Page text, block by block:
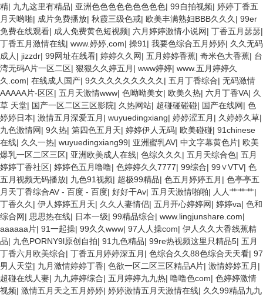
精| 九九这里有精品| 亚洲色色色色色色色色色| 99自拍视频| 婷婷丁香五
月天哟啪| 成片免费播放| 秋霞三级色戒| 欧美丰满熟妇BBB久久久 | 99er
免费在线观看| 成人免费黄色短视频| 六月婷婷激情小说网| 丁香五月瑟瑟|
丁香五月激情在线| www.婷婷,com| 操91 | 我要色综合五月婷婷| 久久无码
成人 | jizzdr| 99网址在线看| 婷婷久久网| 五月婷婷香蕉| 奇米色大香蕉| 台
湾无码A片一区二区| 狠狠久久婷五月 | www婷婷| www.五月婷婷久
久.com| 在线成人国产| 9久久久久久久久久久 | 五月丁香综合| 无码激情
AAAAA片-区区| 五月天激情www| 色呦呦美女| 欧美久热| 六月丁香VA| 久
草 天堂| 国产一区二区三区影院| 久热网站| 超碰碰碰碰| 国产在线网| 色
婷婷日本| 激情五月深爱五月 | wuyuedingxiang| 婷婷涩五月 | 久婷婷久草|
九色激情网| 9久热| 第四色五月天| 婷婷伊人无码| 欧美碰碰| 91chinese
在线| 久久一热| wuyuedingxiang99| 亚洲蜜乳AV| 中文字幕黄色片| 欧美
爆乳一区二区三区| 亚洲欧美成人在线| 色综久久久 | 五月天综合色| 五月
婷婷丁香社区| 婷婷色五月噜噜| 色婷婷久久7777| 99综合| 99∨VTV| 色
五月视频无码播放| 九色91视频| 超极99精品| 色五月婷婷五月 | 色亭亭五
月天丁香综合AV - 百度 - 百度| 好好干Av| 五月天激情啪啪| 人人艹艹艹|
丁香久久 | 伊人婷婷五月天| 久久人妻情侣| 五月开心婷婷网| 婷婷va| 色和
综合网| 思思热在线| 日本一级| 99精品综合| www.lingjunshare.com|
aaaaaa片| 91一起操| 99久久www| 97人人操com| 伊人久久大香线蕉精
品| 九色PORNY9l原创自拍| 91九色精品| 99re热视频这里只精品5| 五月
丁香六月欧美综合| 丁香五月婷婷深五月 | 色综合久久88色综合天天看| 97
男人天堂| 九月激情婷婷丁香| 色欲一区二区三区精品A片| 激情婷婷五月 |
超碰在线人妻| 九九婷婷综合| 五月婷婷九九热| 噜噜色com| 色婷婷激情
视频| 激情五月天之五月婷婷| 婷婷激情五月天激情在线| 久久99精品九九